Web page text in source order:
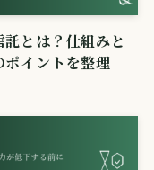
託とは？仕組みと
ポイントを整理